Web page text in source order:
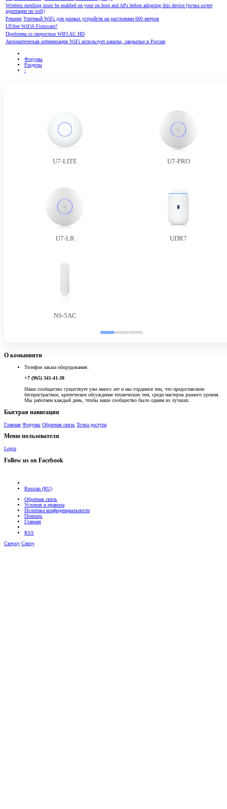
Wireless meshing must be enabled on your on host and APs before adopting this device (точка хочет
адоптации по wifi)
Решено Уличный WiFi для разных устройств на расстоянии 600 метров
UFiber WiFi6 Firmware?
Проблема со скоростью WIFI AC HD
Автоматическая оптимизация WiFi использует каналы, закрытые в России
Форумы
Разделы
-
U7-LITE U7-PRO
U7-LR UDR7
NS-5AC
О комьюнити
Телефон заказа оборудования:
+7 (965) 341-41-38
Наше сообщество существует уже много лет и мы гордимся тем, что предоставляем
беспристрастное, критическое обсуждение технических тем, среди мастеров разного уровня.
Мы работаем каждый день, чтобы наше сообщество было одним из лучших.
Быстрая навигация
Главная Форумы Обратная связь Точка доступа
Меню пользователя
Login
Follow us on Facebook
Russian (RU)
Обратная связь
Условия и правила
Политика конфиденциальности
Помощь
Главная
RSS
Сверху Снизу